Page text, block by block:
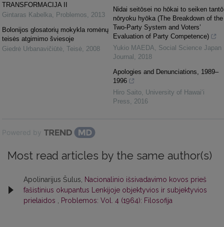
TRANSFORMACIJA II
Gintaras Kabelka
Problemos
2013
Bolonijos glosatorių mokykla romėnų
teisės atgimimo šviesoje
Giedrė Urbanavičiūtė Teisė 2008
Nidai seitōsei no hōkai to seiken tantō
nōryoku hyōka (The Breakdown of the
Two-Party System and Voters’
Evaluation of Party Competence)
Yukio MAEDA
Social Science Japan
Journal
2018
Apologies and Denunciations, 1989–
1996
Hiro Saito University of Hawai‘i
Press
2016
Powered by
Most read articles by the same author(s)
Apolinarijus Šulus,
Nacionalinio išsivadavimo kovos prieš
fašistinius okupantus Lenkijoje objektyvios ir subjektyvios
prielaidos
Problemos: Vol. 4 (1964): Filosofija